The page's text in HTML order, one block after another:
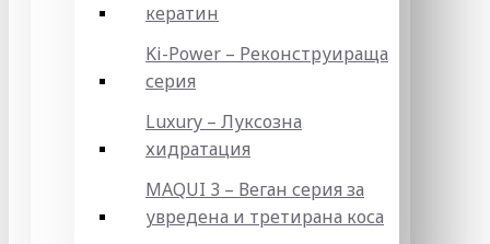
кератин
Ki-Power – Реконструираща
серия
Luxury – Луксозна
хидратация
MAQUI 3 – Веган серия за
увредена и третирана коса